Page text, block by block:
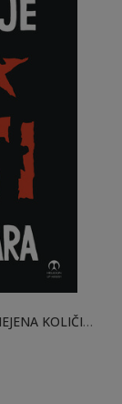
MI SMO OVDJE SAMO ZBOG PARA - LP - OMEJENA KOLIČINA